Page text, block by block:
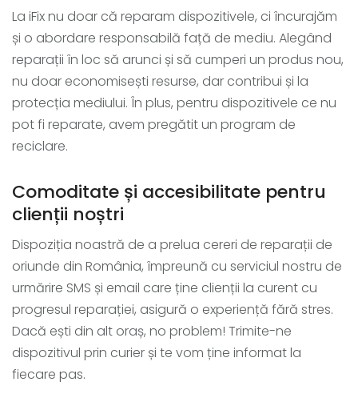
La iFix nu doar că reparam dispozitivele, ci încurajăm
și o abordare responsabilă față de mediu. Alegând
reparații în loc să arunci și să cumperi un produs nou,
nu doar economisești resurse, dar contribui și la
protecția mediului. În plus, pentru dispozitivele ce nu
pot fi reparate, avem pregătit un program de
reciclare.
Comoditate și accesibilitate pentru
clienții noștri
Dispoziția noastră de a prelua cereri de reparații de
oriunde din România, împreună cu serviciul nostru de
urmărire SMS și email care ține clienții la curent cu
progresul reparației, asigură o experiență fără stres.
Dacă ești din alt oraș, no problem! Trimite-ne
dispozitivul prin curier și te vom ține informat la
fiecare pas.